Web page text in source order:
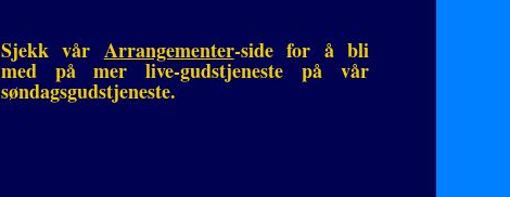
Sjekk vår Arrangementer-side for å bli
med på mer live-gudstjeneste på vår
søndagsgudstjeneste.